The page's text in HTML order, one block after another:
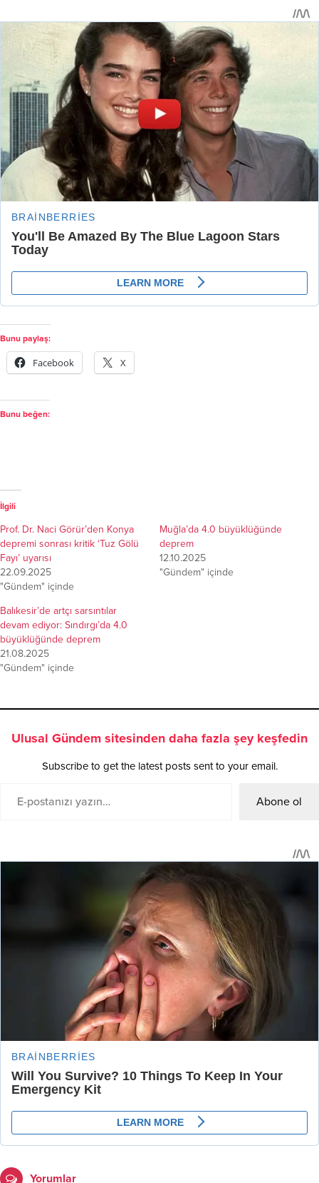
Bunu paylaş:
Facebook X
Bunu beğen:
İlgili
Prof. Dr. Naci Görür’den Konya
depremi sonrası kritik ‘Tuz Gölü
Fayı’ uyarısı
22.09.2025
"Gündem" içinde
Muğla’da 4.0 büyüklüğünde
deprem
12.10.2025
"Gündem" içinde
Balıkesir’de artçı sarsıntılar
devam ediyor: Sındırgı’da 4.0
büyüklüğünde deprem
21.08.2025
"Gündem" içinde
Ulusal Gündem sitesinden daha fazla şey keşfedin
Subscribe to get the latest posts sent to your email.
Abone ol
Yorumlar